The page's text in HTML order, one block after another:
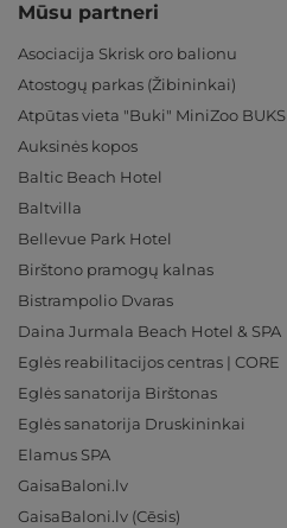
Mūsu partneri
Asociacija Skrisk oro balionu
Atostogų parkas (Žibininkai)
Atpūtas vieta "Buki" MiniZoo BUKS
Auksinės kopos
Baltic Beach Hotel
Baltvilla
Bellevue Park Hotel
Birštono pramogų kalnas
Bistrampolio Dvaras
Daina Jurmala Beach Hotel & SPA
Eglės reabilitacijos centras | CORE
Eglės sanatorija Birštonas
Eglės sanatorija Druskininkai
Elamus SPA
GaisaBaloni.lv
GaisaBaloni.lv (Cēsis)